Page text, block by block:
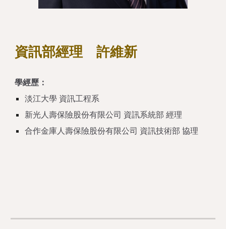
資訊部經理許維新
學經歷：
淡江大學 資訊工程系
新光人壽保險股份有限公司 資訊系統部 經理
合作金庫人壽保險股份有限公司 資訊技術部 協理